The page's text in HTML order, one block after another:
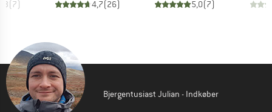
(7)
4,7(26)
5,0(7)
Bjergentusiast Julian - Indkøber